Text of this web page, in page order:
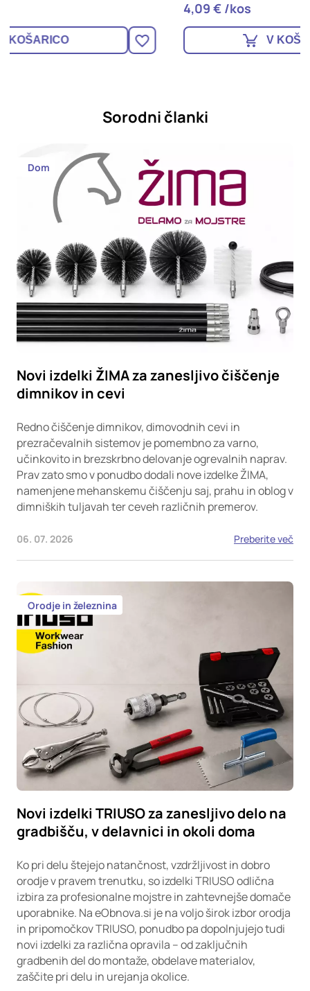
V KOŠARICO
Sorodni članki
Dom
Novi izdelki ŽIMA za zanesljivo čiščenje
dimnikov in cevi
Redno čiščenje dimnikov, dimovodnih cevi in
prezračevalnih sistemov je pomembno za varno,
učinkovito in brezskrbno delovanje ogrevalnih naprav.
Prav zato smo v ponudbo dodali nove izdelke ŽIMA,
namenjene mehanskemu čiščenju saj, prahu in oblog v
dimniških tuljavah ter ceveh različnih premerov.
06. 07. 2026 Preberite več
Orodje in železnina
Novi izdelki TRIUSO za zanesljivo delo na
gradbišču, v delavnici in okoli doma
Ko pri delu štejejo natančnost, vzdržljivost in dobro
orodje v pravem trenutku, so izdelki TRIUSO odlična
izbira za profesionalne mojstre in zahtevnejše domače
uporabnike. Na eObnova.si je na voljo širok izbor orodja
in pripomočkov TRIUSO, ponudbo pa dopolnjujejo tudi
novi izdelki za različna opravila – od zaključnih
gradbenih del do montaže, obdelave materialov,
zaščite pri delu in urejanja okolice.